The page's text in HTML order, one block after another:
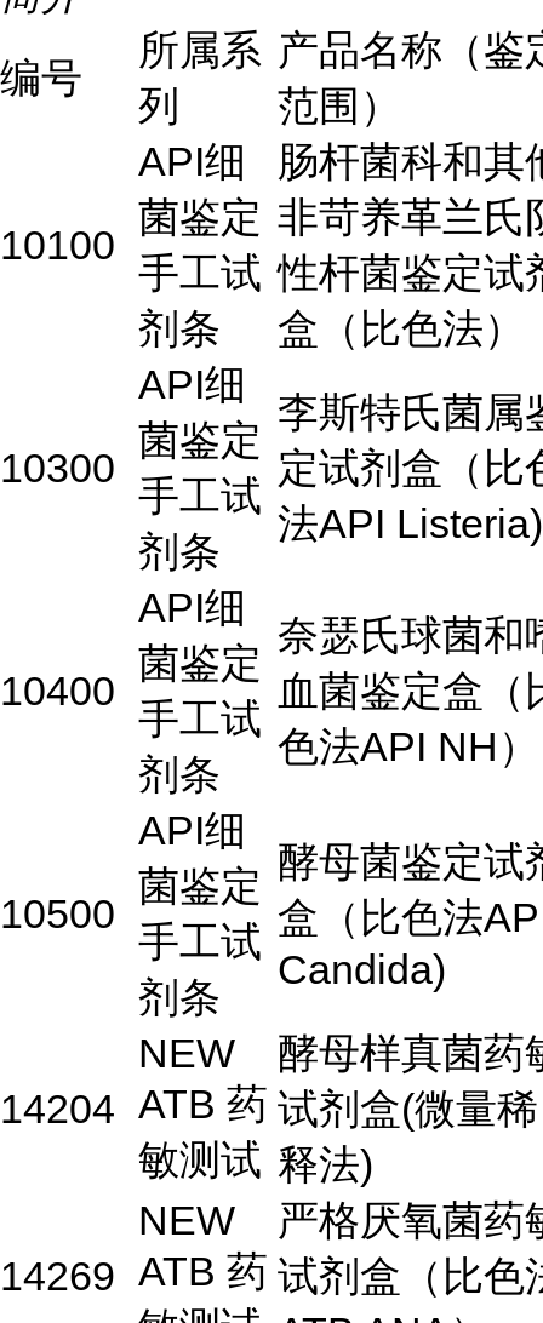
编号
所属系
列
产品名称（鉴
范围）
10100
API细
菌鉴定
手工试
剂条
肠杆菌科和其
非苛养革兰氏
性杆菌鉴定试
盒（比色法）
10300
API细
菌鉴定
手工试
剂条
李斯特氏菌属
定试剂盒（比
法API Listeria)
10400
API细
菌鉴定
手工试
剂条
奈瑟氏球菌和
血菌鉴定盒（
色法API NH）
10500
API细
菌鉴定
手工试
剂条
酵母菌鉴定试
盒（比色法
Candida)
14204
NEW
ATB 药
敏测试
酵母样真菌药
试剂盒(微量稀
释法)
14269
NEW
ATB 药
严格厌氧菌药
试剂盒（比色